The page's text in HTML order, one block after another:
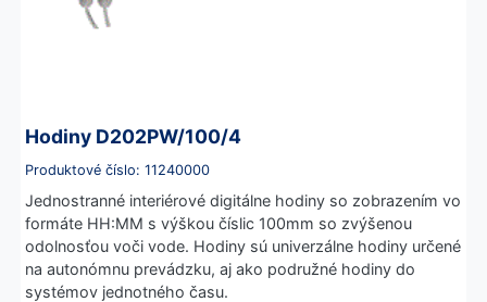
Hodiny D202PW/100/4
Produktové číslo: 11240000
Jednostranné interiérové digitálne hodiny so zobrazením vo
formáte HH:MM s výškou číslic 100mm so zvýšenou
odolnosťou voči vode. Hodiny sú univerzálne hodiny určené
na autonómnu prevádzku, aj ako podružné hodiny do
systémov jednotného času.